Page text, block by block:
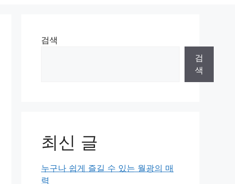
검색
검
색
최신 글
누구나 쉽게 즐길 수 있는 월광의 매
력